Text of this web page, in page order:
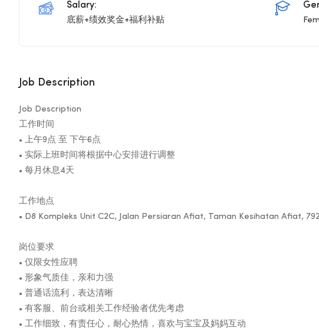
Salary:
底薪+绩效奖金+福利补贴
Job Description
Job Description
工作时间
• 上午9点 至 下午6点
• 实际上班时间将根据中心安排进行调整
• 每月休息4天
工作地点
• D8 Kompleks Unit C2C, Jalan Persiaran Afiat, Taman Kesihatan Afiat,
岗位要求
• 仅限女性应聘
• 形象气质佳，亲和力强
• 普通话流利，表达清晰
• 有客服、前台或相关工作经验者优先考虑
• 工作细致，有责任心，耐心热情，喜欢与宝宝及妈妈互动